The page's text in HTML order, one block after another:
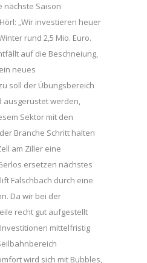
nächste Saison
„Wir investieren heuer
rund 2,5 Mio. Euro.
auf die Beschneiung,
neues
soll der Übungsbereich
ausgerüstet werden,
Sektor mit den
Branche Schritt halten
am Ziller eine
ersetzen nächstes
Falschbach durch eine
Da wir bei der
recht gut aufgestellt
mittelfristig
wird sich mit Bubbles,